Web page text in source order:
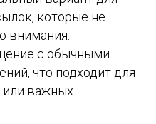
которые не
внимания.
с обычными
что подходит для
важных